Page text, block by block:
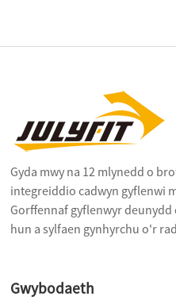
Gyda mwy na 12 mlynedd o
integreiddio cadwyn gyflenwi
Gorffennaf gyflenwyr deunydd
hun a sylfaen gynhyrchu o'r
Gwybodaeth